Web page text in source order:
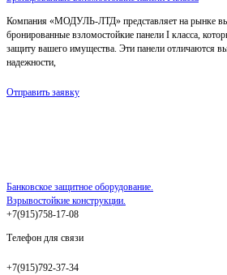
Компания «МОДУЛЬ-ЛТД» представляет на рынке
бронированные взломостойкие панели I класса,
защиту вашего имущества. Эти панели отличаются
надежности,
Отправить заявку
Банковское защитное оборудование.
Взрывостойкие конструкции.
+7(915)758-17-08
Телефон для связи
+7(915)792-37-34